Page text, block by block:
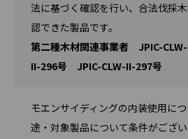
法に基づく確認を行い、合法伐採
認できた製品です。
第二種木材関連事業者 JPIC-
II-296号 JPIC-CLW-II-297号
モエンサイディングの内装使用に
途・対象製品について条件がござい